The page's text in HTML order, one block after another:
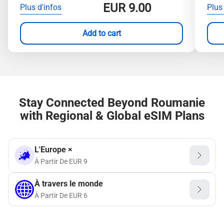
Plus d'infos EUR9.00
Add to cart
Stay Connected Beyond Roumanie
with Regional & Global eSIM Plans
L'Europe ×
À Partir De EUR 9
À travers le monde
À Partir De EUR 6